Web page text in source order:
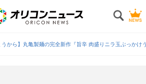
うから】丸亀製麺の完全新作『旨辛 肉盛りニラ玉ぶっか